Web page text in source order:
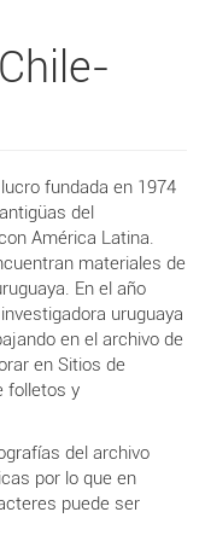
fundada en 1974
del
América Latina.
materiales de
En el año
uruguaya
en el archivo de
en Sitios de
folletos y
del archivo
por lo que en
puede ser